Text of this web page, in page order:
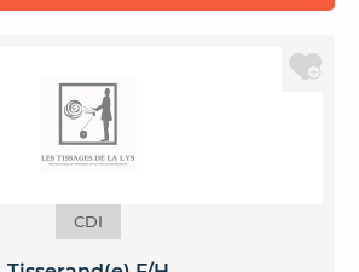
CDI